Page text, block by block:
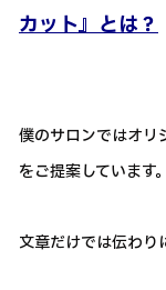
カット』とは？
僕のサロンではオリ
をご提案しています。
文章だけでは伝わり